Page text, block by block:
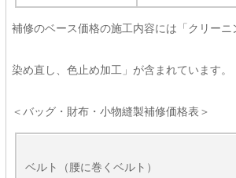
補修のベース価格の施工内容には「クリーニ
染め直し、色止め加工」が含まれています。
＜バッグ・財布・小物縫製補修価格表＞
ベルト（腰に巻くベルト）